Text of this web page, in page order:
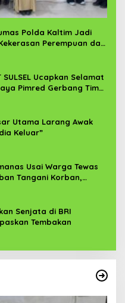
Polda Kaltim Jadi
Perempuan dan
Ucapkan Selamat
Pimred Gerbang Timur
TNI
Utama Larang Awak
Keluar”
Usai Warga Tewas
Tangani Korban,
Senjata di BRI
Tembakan